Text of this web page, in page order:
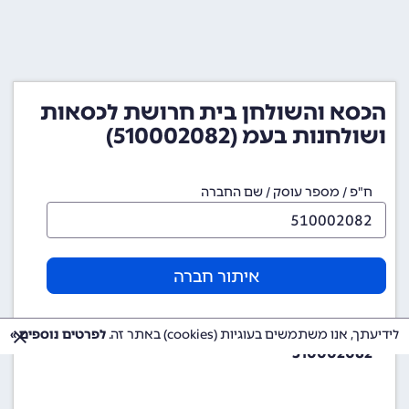
הכסא והשולחן בית חרושת לכסאות
ושולחנות בעמ (510002082)
ח"פ / מספר עוסק / שם החברה
איתור חברה
510002082
לידיעתך, אנו משתמשים בעוגיות (cookies) באתר זה. לפרטים נוספים »